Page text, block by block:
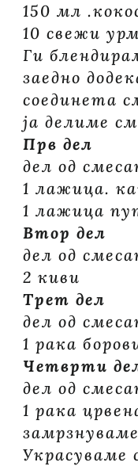
150 мл
10 свежи
Ги
заедно
соединета
ја делиме
Прв дел
дел од
1 лажица.
1 лажица
Втор дел
дел од
2 киви
Трет дел
дел од
1 рака
Четврти
дел од
1 рака
замрзнуваме
Украсуваме